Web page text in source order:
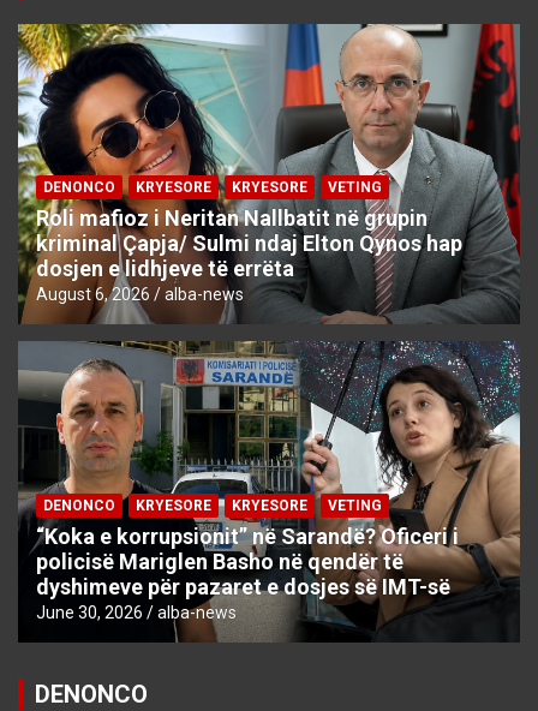
DENONCO KRYESORE KRYESORE VETING
Roli mafioz i Neritan Nallbatit në grupin
kriminal Çapja/ Sulmi ndaj Elton Qynos hap
dosjen e lidhjeve të errëta
August 6, 2026 alba-news
DENONCO KRYESORE KRYESORE VETING
“Koka e korrupsionit” në Sarandë? Oficeri i
policisë Mariglen Basho në qendër të
dyshimeve për pazaret e dosjes së IMT-së
June 30, 2026 alba-news
DENONCO